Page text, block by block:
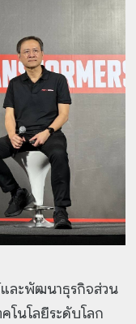
ละพัฒนาธุรกิจส่วน
นโลยีระดับโลก